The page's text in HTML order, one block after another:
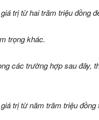
trị từ hai trăm triệu đồng
trọng khác.
các trường hợp sau đây,
trị từ năm trăm triệu đồng